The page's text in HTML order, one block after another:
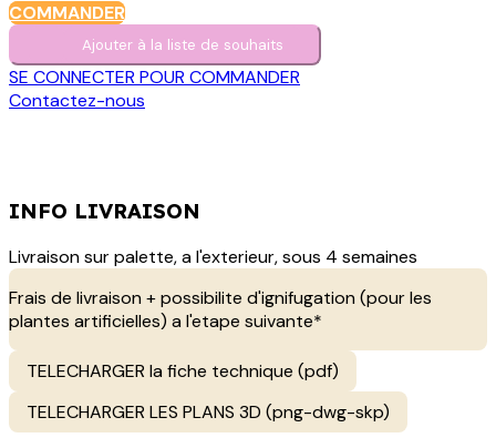
COMMANDER
Ajouter à la liste de s​o​uh​aits
SE CONNECTER POUR COMMANDER
Contactez-nous
INFO LIVRAISON
Livraison sur palette, a l'exterieur, sous 4 semaines
Frais de livraison + possibilite d'ignifugation (pour les
plantes artificielles) a l'etape suivante*
TELECHARGER la fiche technique (pdf)
TELECHARGER LES PLANS 3D (png-dwg-skp)